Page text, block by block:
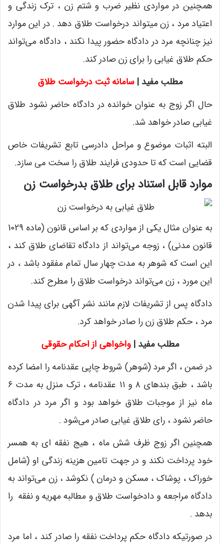
همچنین در مواردی نظیر ضرب و شتم زن ، ترک زندگی و
اعتیاد مرد ، زن میتواند درخواست طلاق دهد . در این موارد
نیز چنانچه مرد در دادگاه حضور پیدا نکند ، دادگاه می‌تواند
حکم طلاق غیابی را برای زن صادر کند.
مطلب مفید |سامانه ثبت درخواست طلاق
حال اگر زوج به عنوان خوانده در دادگاه حاضر نشود طلاق
غیابی صادر خواهد شد.
البته اثبات موضوع و مراحل دادرسی تابع تشریفات خاص
قضایی است که تا حدودی فرایند طلاق را سخت می سازد.
موارد قابل استناد برای طلاق بدرخواست زن
به عنوان مثال یکی از مواردی که بر اساس قانون (ماده 1029
قانون مدنی) ، زوجه می‌تواند از دادگاه تقاضای طلاق کند ،
این است که شوهر به مدت چهار سال تمام مفقود باشد ، در
این مورد ، زن می‌تواند درخواست طلاق را مطرح کند.
دادگاه پس از تشریفات لازم مانند نشر آگهی برای پیدا شدن
مرد ، حکم طلاق زن را صادر خواهد کرد.
مطلب مفید |واخواهی از احکام حقوقی
در ضمن ، اگر مرد (شوهر) شروط چاپی عقدنامه را امضا کرده
باشد ، طبق بندهای ۸ و ۱۱ عقدنامه ، ترک منزل به مدت ۶
ماه نیز از موجبات طلاق خواهد بود و اگر مرد در دادگاه
حاضر نشود ، رای طلاق غیابی صادر می‌شود .
همچنین اگر زوج ظرف شش ماه ، هیج نفقه ای به همسر
خود پرداخت نکند و در جهت تامین هزینه زندگی او (شامل
خوراک ، پوشاک ، مسکن و درمان ) نکوشد ، زن می‌تواند به
دادگاه مراجعه و دادخواست طلاق و مطالبه مهریه و نفقه را
بدهد .
در صورتیکه دادگاه حکم پرداخت نفقه را صادر کند ، اما مرد